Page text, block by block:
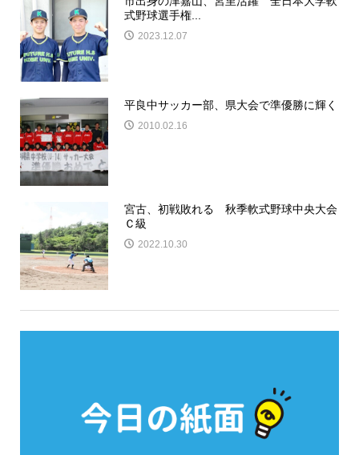
式野球選手権...
2023.12.07
平良中サッカー部、県大会で準優勝に輝く
2010.02.16
宮古、初戦敗れる 秋季軟式野球中央大会
Ｃ級
2022.10.30